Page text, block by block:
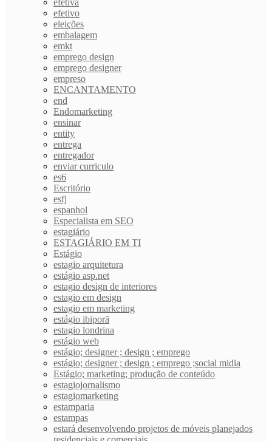
efetiva
efetivo
eleições
embalagem
emkt
emprego design
emprego designer
empreso
ENCANTAMENTO
end
Endomarketing
ensinar
entity
entrega
entregador
enviar curriculo
es6
Escritório
esfj
espanhol
Especialista em SEO
estagiário
ESTAGIÁRIO EM TI
Estágio
estagio arquitetura
estágio asp.net
estagio design de interiores
estagio em design
estagio em marketing
estágio ibiporã
estagio londrina
estágio web
estágio; designer ; design ; emprego
estágio; designer ; design ; emprego ;social midia
Estágio; marketing; produção de conteúdo
estagiojornalismo
estagiomarketing
estamparia
estampas
estará desenvolvendo projetos de móveis planejados